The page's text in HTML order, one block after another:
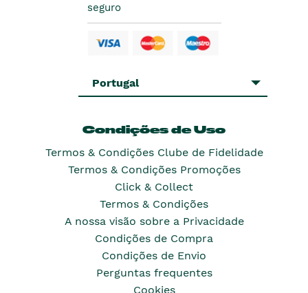
seguro
Portugal
Condições de Uso
Termos & Condições Clube de Fidelidade
Termos & Condições Promoções
Click & Collect
Termos & Condições
A nossa visão sobre a Privacidade
Condições de Compra
Condições de Envio
Perguntas frequentes
Cookies